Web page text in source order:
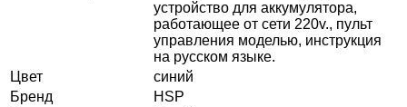
устройство для аккумулятора,
работающее от сети 220v., пульт
управления моделью, инструкция
на русском языке.
Цвет
синий
Бренд
HSP